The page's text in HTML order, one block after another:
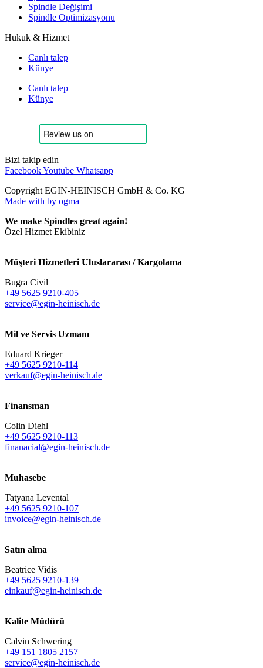
Spindle Değişimi
Spindle Optimizasyonu
Hukuk & Hizmet
Canlı talep
Künye
Canlı talep
Künye
Bizi takip edin
FacebookYoutube Whatsapp
Copyright EGIN-HEINISCH GmbH & Co. KG
Made with by ogma
We make Spindles great again!
Özel Hizmet Ekibiniz
Müşteri Hizmetleri Uluslararası / Kargolama
Bugra Civil
+49 5625 9210-405
service@egin-heinisch.de
Mil ve Servis Uzmanı
Eduard Krieger
+49 5625 9210-114
verkauf@egin-heinisch.de
Finansman
Colin Diehl
+49 5625 9210-113
finanacial@egin-heinisch.de
Muhasebe
Tatyana Levental
+49 5625 9210-107
invoice@egin-heinisch.de
Satın alma
Beatrice Vidis
+49 5625 9210-139
einkauf@egin-heinisch.de
Kalite Müdürü
Calvin Schwering
+49 151 1805 2157
service@egin-heinisch.de